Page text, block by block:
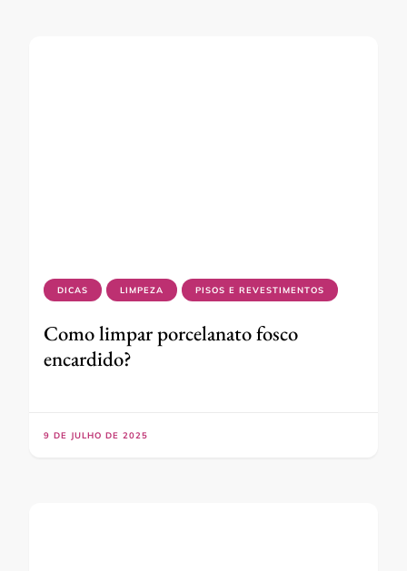
DICAS LIMPEZA PISOS E REVESTIMENTOS
Como limpar porcelanato fosco
encardido?
9 DE JULHO DE 2025